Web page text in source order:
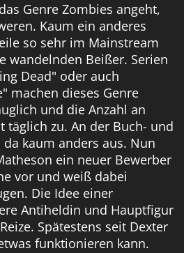
Genre Zombies angeht,
Kaum ein anderes
so sehr im Mainstream
wandelnden Beißer. Serien
Dead" oder auch
machen dieses Genre
und die Anzahl an
zu. An der Buch- und
kaum anders aus. Nun
ein neuer Bewerber
vor und weiß dabei
Die Idee einer
Antiheldin und Hauptfigur
Spätestens seit Dexter
funktionieren kann.